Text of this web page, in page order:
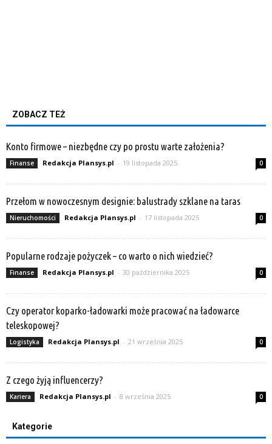
ZOBACZ TEŻ
Konto firmowe – niezbędne czy po prostu warte założenia?
Finanse Redakcja Plansys.pl - 19 listopada 2025 0
Przełom w nowoczesnym designie: balustrady szklane na taras
Nieruchomości Redakcja Plansys.pl - 17 listopada 2025 0
Popularne rodzaje pożyczek – co warto o nich wiedzieć?
Finanse Redakcja Plansys.pl - 30 października 2025 0
Czy operator koparko-ładowarki może pracować na ładowarce
teleskopowej?
Logistyka Redakcja Plansys.pl - 21 września 2025 0
Z czego żyją influencerzy?
Kariera Redakcja Plansys.pl - 8 września 2025 0
Kategorie